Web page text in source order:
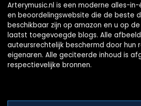
Arterymusic.nl is een moderne alles-
en beoordelingswebsite die de beste
beschikbaar zijn op amazon en u op
laatst toegevoegde blogs. Alle
auteursrechtelijk beschermd door hun
eigenaren. Alle geciteerde inhoud is
respectievelijke bronnen.